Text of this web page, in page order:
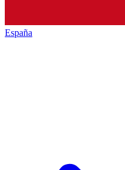
España